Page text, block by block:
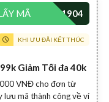
Giảm Tối đa 40k
VNĐ cho đơn từ
mã thành công về ví
MÃ
KHI ƯU ĐÃI KẾT THÚC